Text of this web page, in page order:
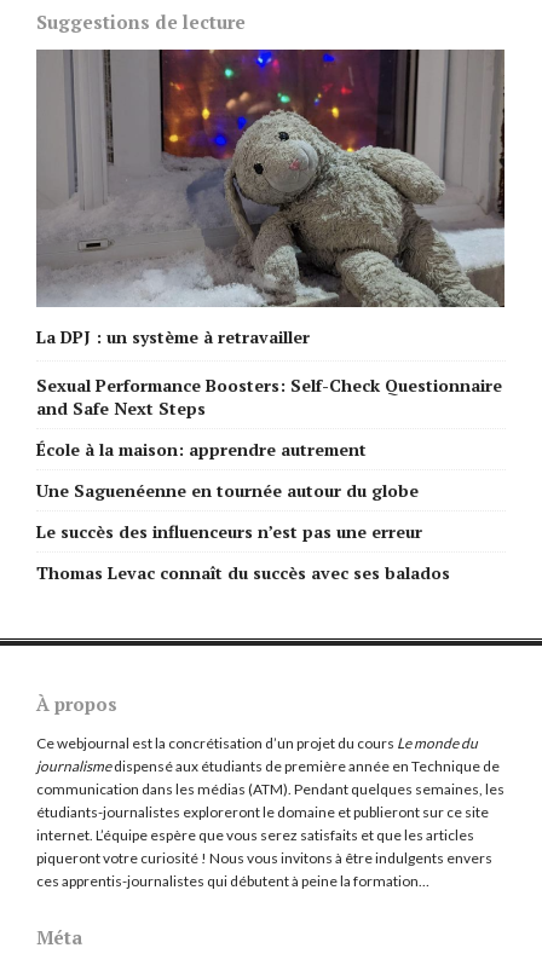
Suggestions de lecture
La DPJ : un système à retravailler
Sexual Performance Boosters: Self-Check Questionnaire
and Safe Next Steps
École à la maison: apprendre autrement
Une Saguenéenne en tournée autour du globe
Le succès des influenceurs n’est pas une erreur
Thomas Levac connaît du succès avec ses balados
À propos
Ce webjournal est la concrétisation d’un projet du cours Le monde du
journalismedispensé aux étudiants de première année en Technique de
communication dans les médias (ATM). Pendant quelques semaines, les
étudiants-journalistes exploreront le domaine et publieront sur ce site
internet. L’équipe espère que vous serez satisfaits et que les articles
piqueront votre curiosité ! Nous vous invitons à être indulgents envers
ces apprentis-journalistes qui débutent à peine la formation…
Méta